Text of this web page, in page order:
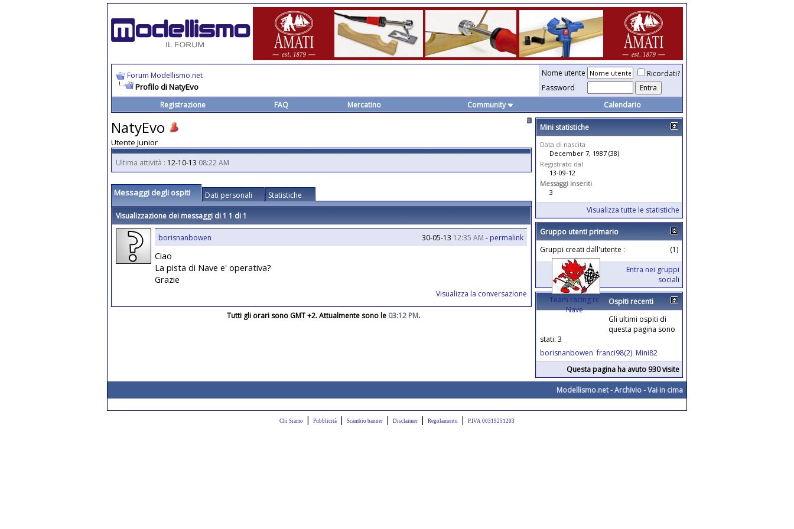
Forum Modellismo.net
Profilo di NatyEvo
Nome utente
Ricordati?
Password
Registrazione
FAQ Mercatino Community Calendario
NatyEvo
Utente Junior
Ultima attività : 12-10-13 08:22 AM
Messaggi degli ospiti Dati personali Statistiche
Visualizzazione dei messaggi di 1 1 di1
30-05-13 12:35 AM - permalink
borisnanbowen
Ciao
La pista di Nave e' operativa?
Grazie
Visualizza la conversazione
Mini statistiche
Data di nascita
December 7, 1987 (38)
Registrato dal
13-09-12
Messaggi inseriti
3
Visualizza tutte le statistiche
Gruppo utenti primario
(1)
Gruppi creati dall'utente :
Team racing rc
Nave
Entra nei gruppi
sociali
Ospiti recenti
Gli ultimi ospiti di
questa pagina sono
stati: 3
borisnanbowen franci98(2) Mini82
Questa pagina ha avuto 930 visite
Tutti gli orari sono GMT +2. Attualmente sono le 03:12 PM.
Modellismo.net-Archivio-Vai in cima
Chi Siamo | Pubblicità | Scambio banner | Disclaimer | Regolamento | P.IVA 00319251203